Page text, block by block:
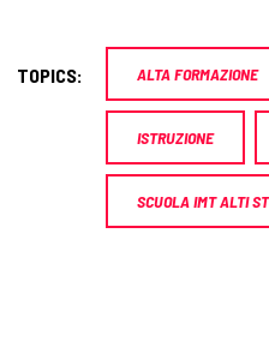
TOPICS: ALTA FORMAZIONE
ISTRUZIONE
SCUOLA IMT ALTI